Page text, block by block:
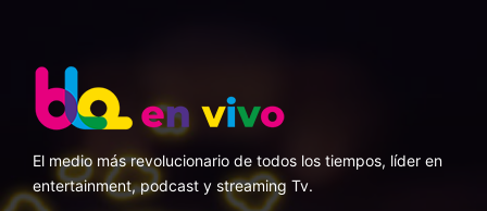
El medio más revolucionario de todos los tiempos, líder en
entertainment, podcast y streaming Tv.